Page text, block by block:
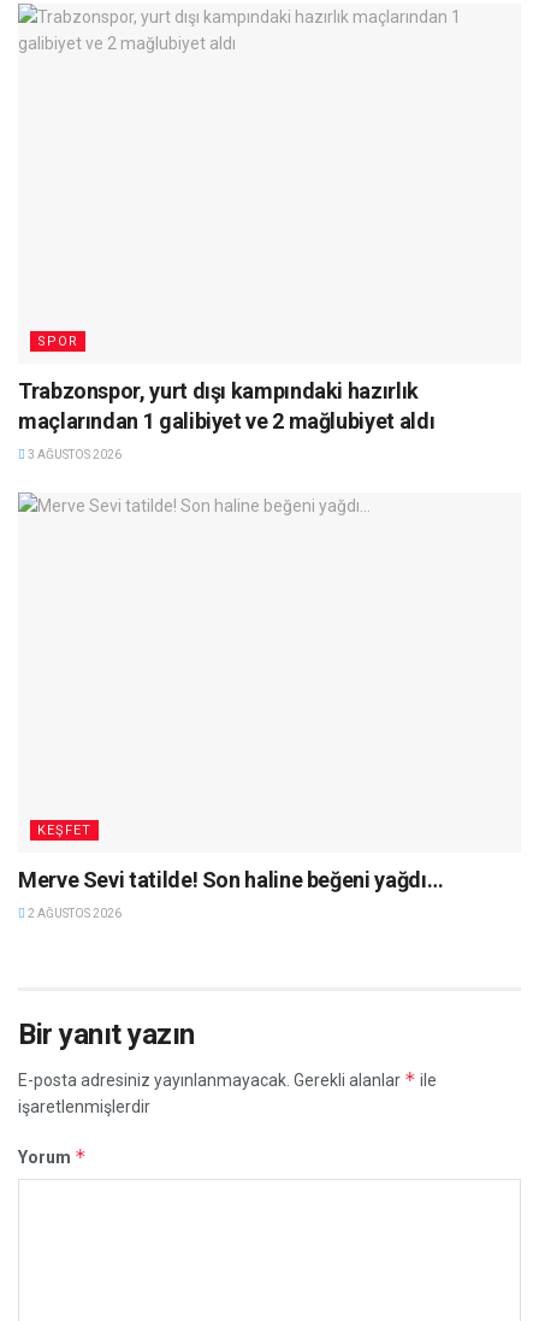
SPOR
Trabzonspor, yurt dışı kampındaki hazırlık
maçlarından 1 galibiyet ve 2 mağlubiyet aldı
3 AĞUSTOS 2026
KEŞFET
Merve Sevi tatilde! Son haline beğeni yağdı…
2 AĞUSTOS 2026
Bir yanıt yazın
E-posta adresiniz yayınlanmayacak. Gerekli alanlar * ile
işaretlenmişlerdir
Yorum *